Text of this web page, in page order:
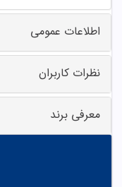
اطلاعات عمومی
نظرات کاربران
معرفی برند